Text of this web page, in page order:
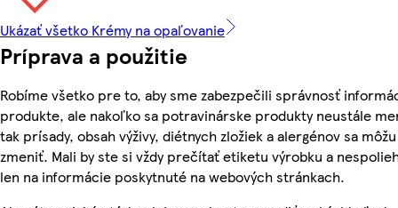
Ukázať všetko Krémy na opaľovanie
Príprava a použitie
Robíme všetko pre to, aby sme zabezpečili správnosť
produkte, ale nakoľko sa potravinárske produkty neustále
tak prísady, obsah výživy, diétnych zložiek a alergénov sa môžu
zmeniť. Mali by ste si vždy prečítať etiketu výrobku a
len na informácie poskytnuté na webových stránkach.